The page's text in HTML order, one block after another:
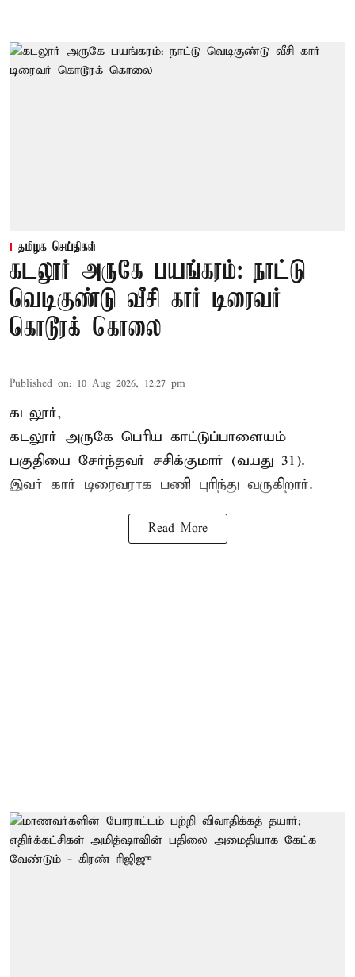
தமிழக செய்திகள்
கடலூர் அருகே பயங்கரம்: நாட்டு
வெடிகுண்டு வீசி கார் டிரைவர்
கொடூரக் கொலை
Published on: 10 Aug 2026, 12:27 pm
கடலூர்,
கடலூர் அருகே பெரிய காட்டுப்பாளையம்
பகுதியை சேர்ந்தவர் சசிக்குமார் (வயது 31).
இவர் கார் டிரைவராக பணி புரிந்து வருகிறார்.
Read More